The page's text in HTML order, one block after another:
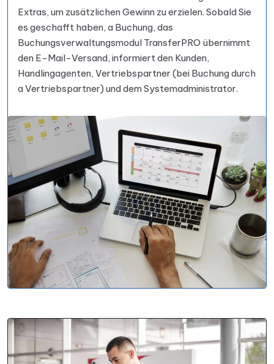
Extras, um zusätzlichen Gewinn zu erzielen. Sobald Sie
es geschafft haben, a Buchung, das
Buchungsverwaltungsmodul TransferPRO übernimmt
den E-Mail-Versand, informiert den Kunden,
Handlingagenten, Vertriebspartner (bei Buchung durch
a Vertriebspartner) und dem Systemadministrator.